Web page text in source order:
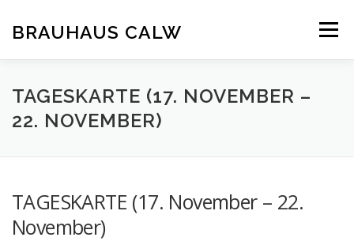
springen
BRAUHAUS CALW Menü
TAGESKARTE (17. NOVEMBER –
22. NOVEMBER)
TAGESKARTE (17. November – 22.
November)